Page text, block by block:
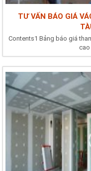
TƯ VẤN BÁO GIÁ
Contents1 Bảng báo giá
cao